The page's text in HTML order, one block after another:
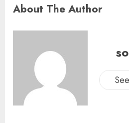
About The Author